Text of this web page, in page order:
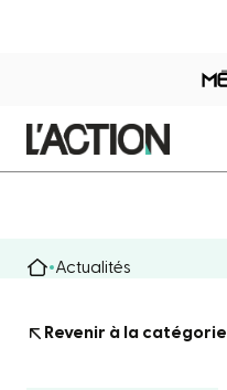
Actualités
Revenir à la catégorie